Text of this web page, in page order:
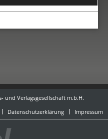
und Verlagsgesellschaft m.b.H.
Datenschutzerklärung Impressum